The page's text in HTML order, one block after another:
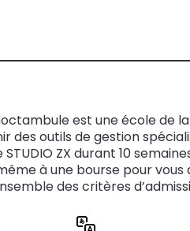
est une école de
des outils de gestion
ZX durant 10
à une bourse pour
des critères